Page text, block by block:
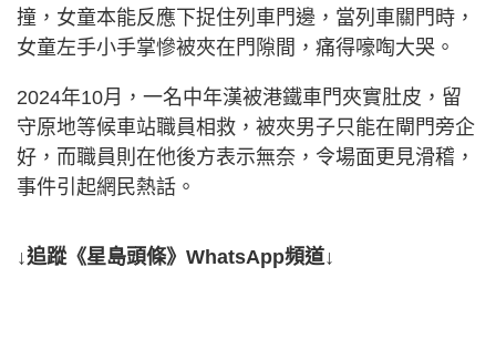
撞，女童本能反應下捉住列車門邊，當列車關門時，
女童左手小手掌慘被夾在門隙間，痛得嚎啕大哭。
2024年10月，一名中年漢被港鐵車門夾實肚皮，留
守原地等候車站職員相救，被夾男子只能在閘門旁企
好，而職員則在他後方表示無奈，令場面更見滑稽，
事件引起網民熱話。
↓追蹤《星島頭條》WhatsApp頻道↓